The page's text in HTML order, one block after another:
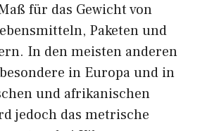
für das Gewicht von
Paketen und
In den meisten anderen
in Europa und in
und afrikanischen
jedoch das metrische